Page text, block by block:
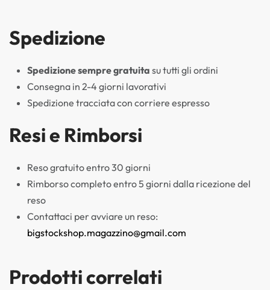
Spedizione
Spedizione sempre gratuita su tutti gli ordini
Consegna in 2-4 giorni lavorativi
Spedizione tracciata con corriere espresso
Resi e Rimborsi
Reso gratuito entro 30 giorni
Rimborso completo entro 5 giorni dalla ricezione del
reso
Contattaci per avviare un reso:
bigstockshop.magazzino@gmail.com
Prodotti correlati